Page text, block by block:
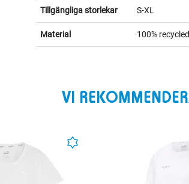
Tillgängliga storlekar S-XL
Material 100%
VI